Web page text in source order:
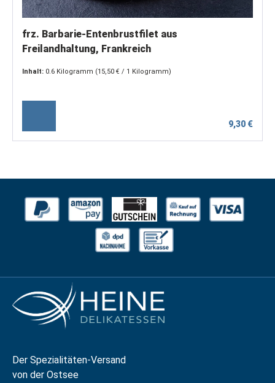
frz. Barbarie-Entenbrustfilet aus
Freilandhaltung, Frankreich
Inhalt: 0.6 Kilogramm (15,50 € / 1 Kilogramm)
9,30 €
Der Spezialitäten-Versand
von der Ostsee